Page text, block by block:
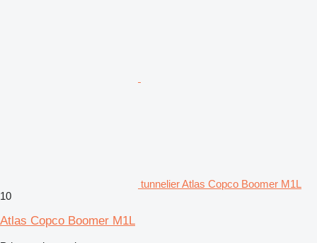
tunnelier Atlas Copco Boomer M1L
10
Atlas Copco Boomer M1L